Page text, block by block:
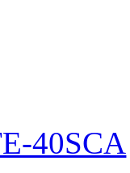
40SCA